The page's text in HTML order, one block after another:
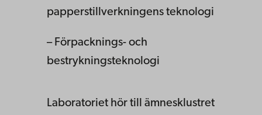
papperstillverkningens teknologi
– Förpacknings- och
bestrykningsteknologi
Laboratoriet hör till ämnesklustret